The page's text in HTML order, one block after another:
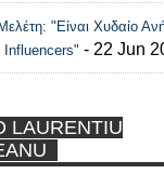
"Είναι Χυδαίο
Influencers" - 22 Jun